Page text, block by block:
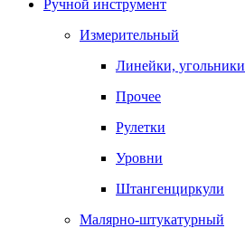
Ручной инструмент
Измерительный
Линейки, угольники
Прочее
Рулетки
Уровни
Штангенциркули
Малярно-штукатурный